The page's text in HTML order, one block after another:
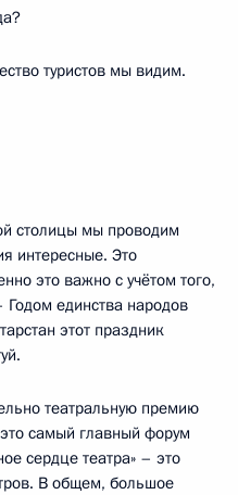
туристов мы видим.
столицы мы проводим
интересные. Это
это важно с учётом того,
единства народов
этот праздник
театральную премию
самый главный форум
сердце театра» – это
В общем, большое